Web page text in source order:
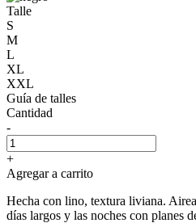
Talle
S
M
L
XL
XXL
Guía de talles
Cantidad
-
+
Agregar a carrito
Hecha con lino, textura liviana.
días largos y las noches con planes